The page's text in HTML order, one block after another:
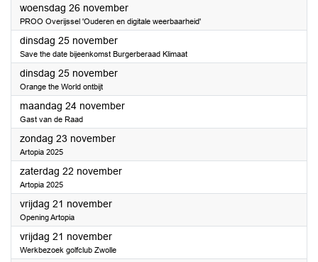
woensdag 26 november2025
PROO Overijssel 'Ouderen en digitale weerbaarheid'
dinsdag 25 november2025
Save the date bijeenkomst Burgerberaad Klimaat
dinsdag 25 november2025
Orange the World ontbijt
maandag 24 november2025
Gast van de Raad
zondag 23 november2025
Artopia 2025
zaterdag 22 november2025
Artopia 2025
vrijdag 21 november2025
Opening Artopia
vrijdag 21 november2025
Werkbezoek golfclub Zwolle